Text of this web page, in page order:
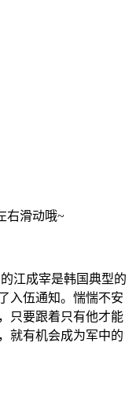
右滑动哦~
成宰是韩国典型的
入伍通知。惴惴不安
只要跟着只有他才能
就有机会成为军中的